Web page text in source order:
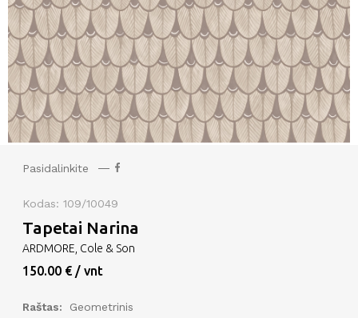
Pasidalinkite
Kodas: 109/10049
Tapetai Narina
ARDMORE, Cole & Son
150.00 € / vnt
Raštas:
Geometrinis